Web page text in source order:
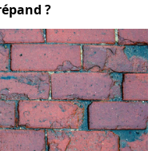
?